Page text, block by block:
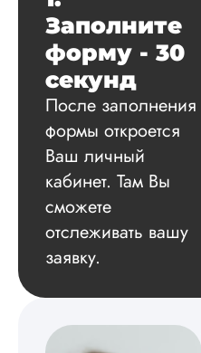
Заполните
форму - 30
секунд
После заполнения
формы откроется
Ваш личный
кабинет. Там Вы
сможете
отслеживать вашу
заявку.